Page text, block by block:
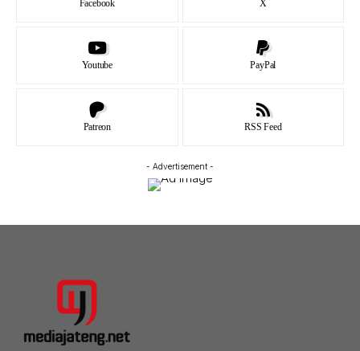
Facebook X
Youtube PayPal
Patreon RSS Feed
- Advertisement -